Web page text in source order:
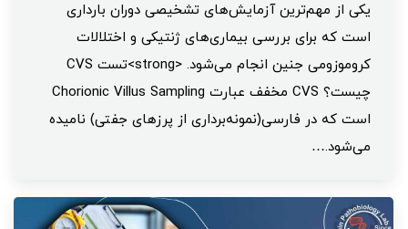
یکی از مهم‌ترین آزمایش‌های تشخیصی دوران بارداری
است که برای بررسی بیماری‌های ژنتیکی و اختلالات
کروموزومی جنین انجام می‌شود. <strong>تست CVS
چیست؟ CVS مخفف عبارت Chorionic Villus Sampling
است که در فارسی(نمونه‌برداری از پرزهای جفتی) نامیده
می‌شود.…